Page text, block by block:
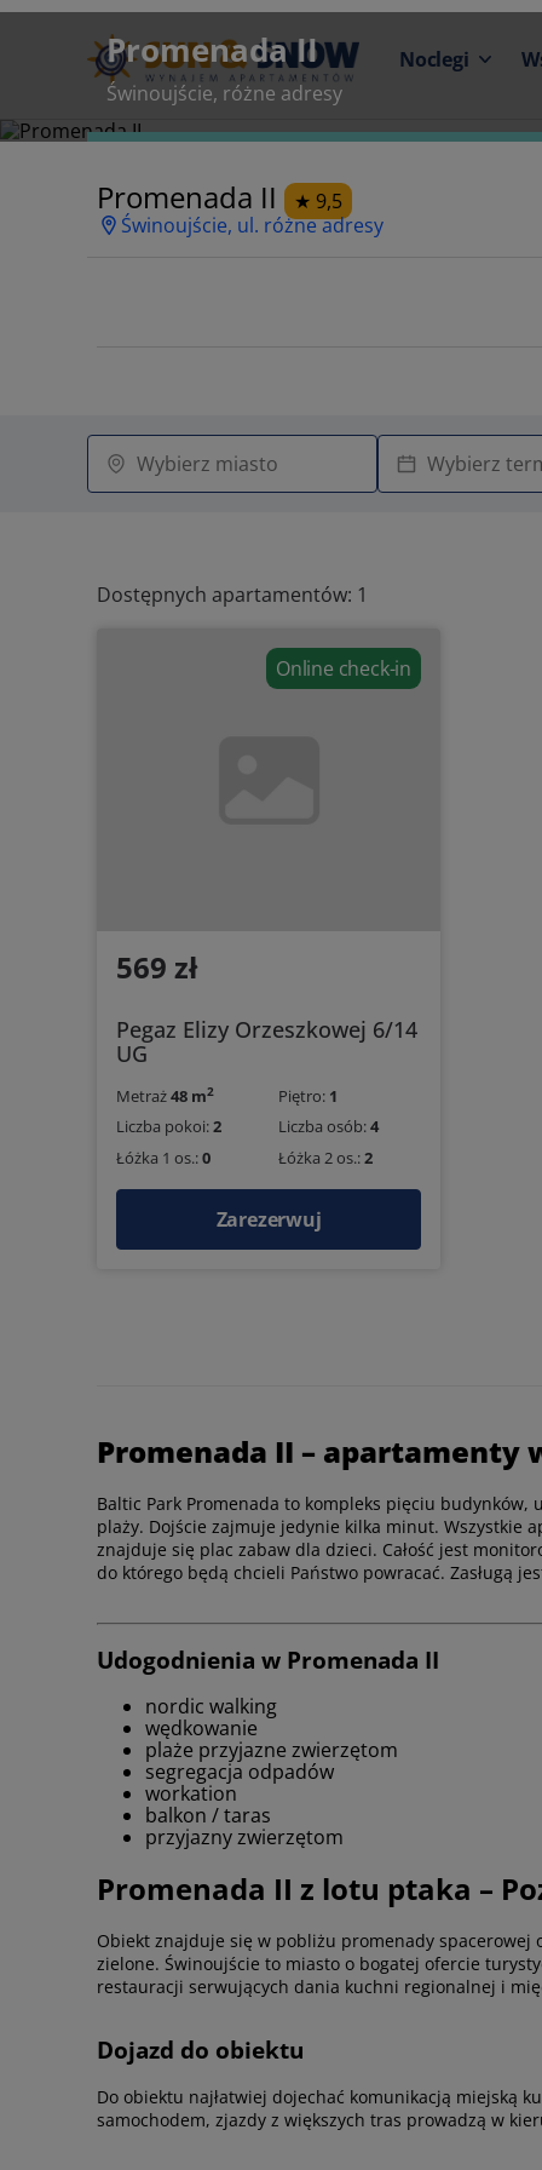
Noclegi
Promenada II
Świnoujście, różne adresy
Promenada II
9,5
Świnoujście, ul. różne adresy
Dostępnych apartamentów: 1
Online check-in
569 zł
Pegaz Elizy Orzeszkowej 6/14
UG
Metraż48 m2 Piętro: 1
Liczba pokoi:2 Liczba osób:4
Łóżka 1 os.:0 Łóżka 2 os.:2
Zarezerwuj
Promenada II – apartamenty
Baltic Park Promenada to kompleks pięciu
plaży. Dojście zajmuje jedynie kilka minut. Wszystkie
znajduje się plac zabaw dla dzieci. Całość jest
do którego będą chcieli Państwo powracać. Zasługą
Udogodnienia w Promenada II
nordic walking
wędkowanie
plaże przyjazne zwierzętom
segregacja odpadów
workation
balkon / taras
przyjazny zwierzętom
Promenada II z lotu ptaka –
Obiekt znajduje się w pobliżu promenady spacerowej
zielone. Świnoujście to miasto o bogatej ofercie
restauracji serwujących dania kuchni regionalnej i
Dojazd do obiektu
Do obiektu najłatwiej dojechać komunikacją miejską
samochodem, zjazdy z większych tras prowadzą w